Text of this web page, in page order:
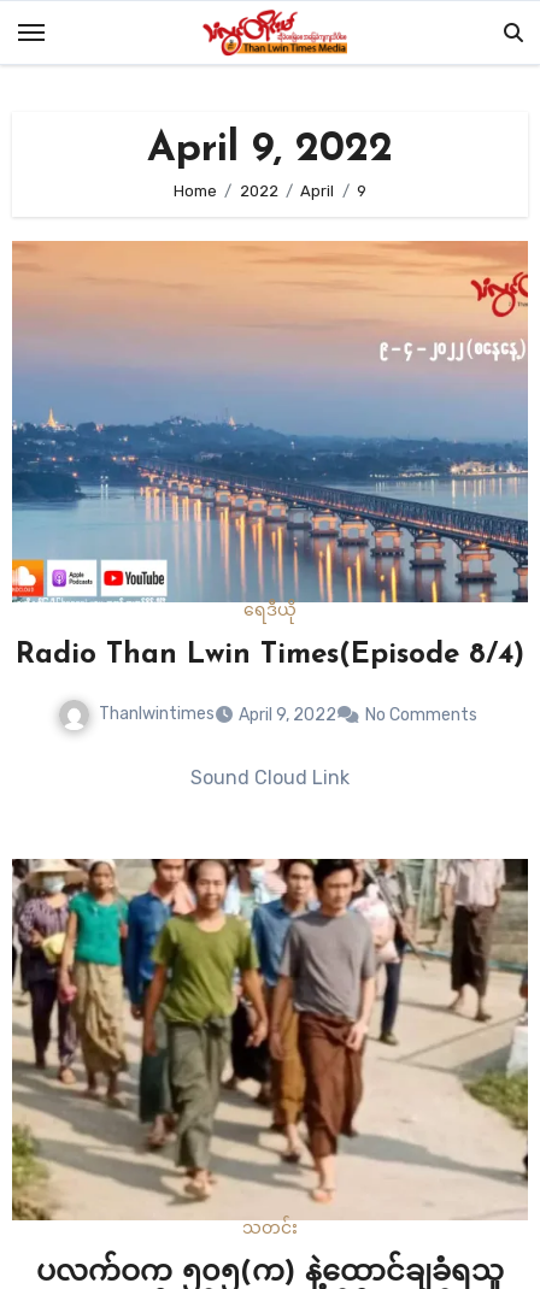
April 9, 2022
Home 2022 April 9
ရေဒီယို
Radio Than Lwin Times(Episode 8/4)
Thanlwintimes April 9, 2022 No Comments
Sound Cloud Link
သတင်း
ပလက်ဝက ၅၀၅(က) နဲ့ထောင်ချခံရသူ